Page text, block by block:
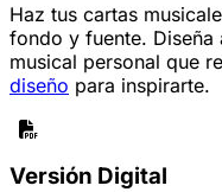
Haz tus cartas
fondo y fuente. Diseña
musical personal que
diseño para inspirarte.
Versión Digital